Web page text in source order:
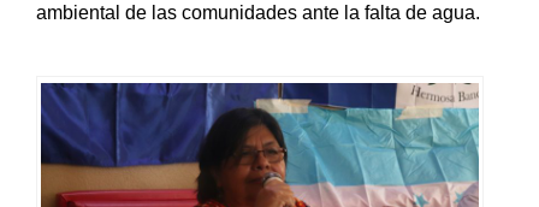
ambiental de las comunidades ante la falta de agua.